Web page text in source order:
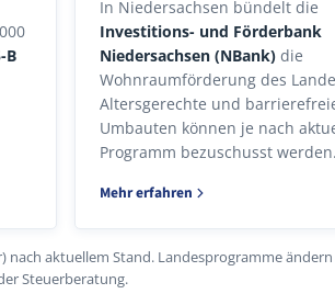
B
In Niedersachsen bündelt die
Investitions- und Förderbank
Niedersachsen (NBank) die
Wohnraumförderung des
Alters­gerechte und
Umbauten können je nach
Programm bezuschusst werden.
Mehr erfahren
aktuellem Stand. Landesprogramme
Steuerberatung.